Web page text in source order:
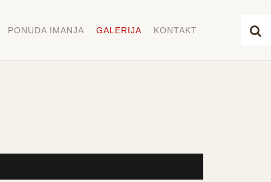
PONUDA IMANJA GALERIJA KONTAKT